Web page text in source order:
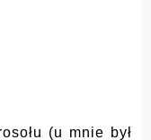
(u mnie był